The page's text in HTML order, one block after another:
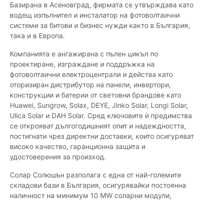
Базирана в Асеновград, фирмата се утвърждава като
водещ изпълнител и инсталатор на фотоволтаични
системи за битови и бизнес нужди както в България,
така и в Европа.
Компанията е ангажирана с пълен цикъл по
проектиране, изграждане и поддръжка на
фотоволтаични електроцентрали и действа като
оторизиран дистрибутор на панели, инвертори,
конструкции и батерии от световни брандове като
Huawei, Sungrow, Solax, DEYE, Jinko Solar, Longi Solar,
Ulica Solar и DAH Solar. Сред ключовите ѝ предимства
се открояват дългогодишният опит и надеждността,
постигнати чрез директни доставки, които осигуряват
високо качество, гаранционна защита и
удостоверения за произход.
Солар Солюшън разполага с една от най-големите
складови бази в България, осигурявайки постоянна
наличност на минимум 10 MW соларни модули,